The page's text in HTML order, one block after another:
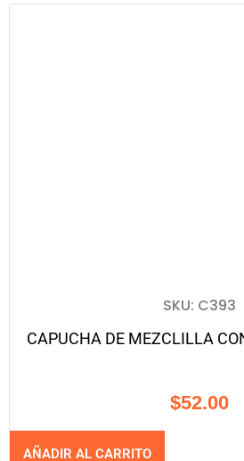
SKU: C393
CAPUCHA DE MEZCLILLA
$52.00
AÑADIR AL CARRITO